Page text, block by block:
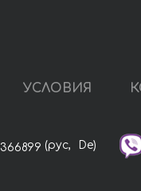
УСЛОВИЯ
(рус, De)